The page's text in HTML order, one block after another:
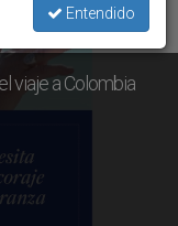
viaje a Colombia
Entendido